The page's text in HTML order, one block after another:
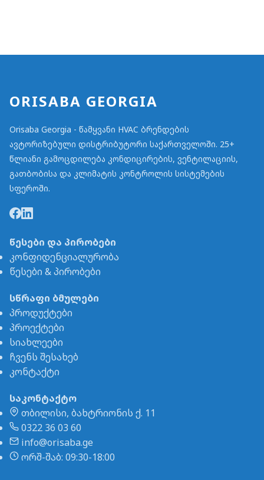
ORISABA GEORGIA
Orisaba Georgia - წამყვანი HVAC ბრენდების
ავტორიზებული დისტრიბუტორი საქართველოში. 25+
წლიანი გამოცდილება კონდიცირების, ვენტილაციის,
გათბობისა და კლიმატის კონტროლის სისტემების
სფეროში.
წესები და პირობები
კონფიდენციალურობა
წესები & პირობები
სწრაფი ბმულები
პროდუქტები
პროექტები
სიახლეები
ჩვენს შესახებ
კონტაქტი
საკონტაქტო
თბილისი, ბახტრიონის ქ. 11
0322 36 03 60
info@orisaba.ge
ორშ-შაბ: 09:30-18:00